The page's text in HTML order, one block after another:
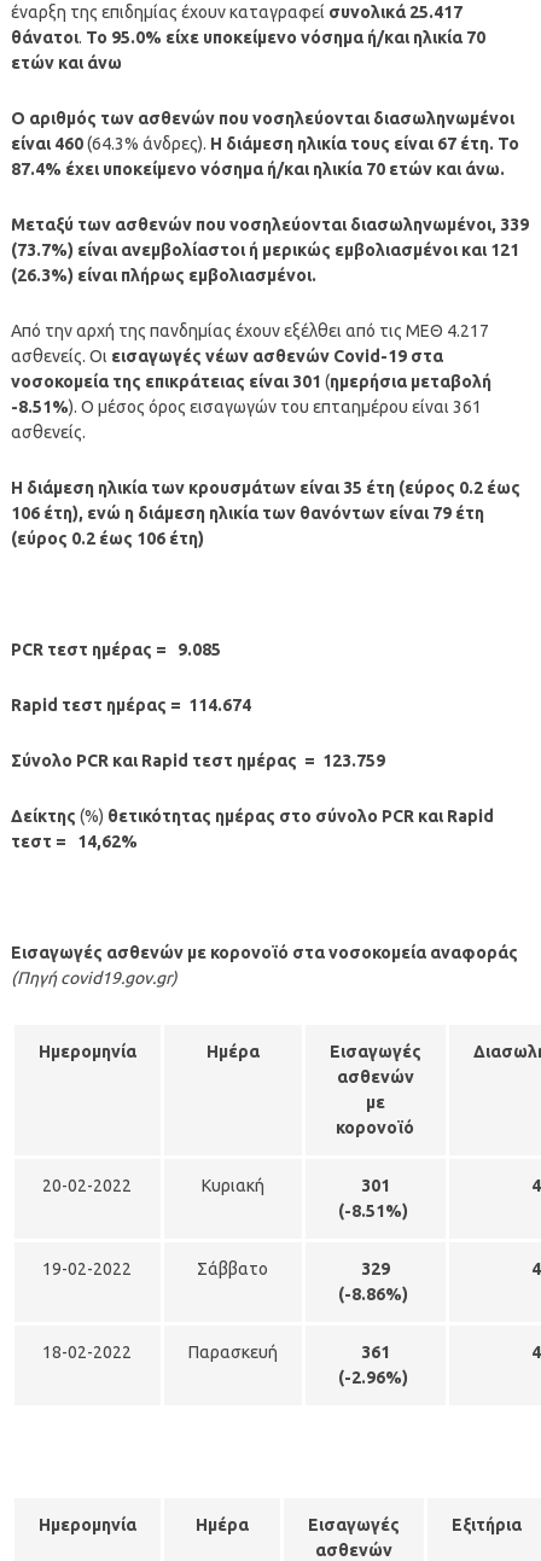
έναρξη της επιδημίας έχουν καταγραφεί συνολικά 25.417
θάνατοι. Το 95.0% είχε υποκείμενο νόσημα ή/και ηλικία 70
ετών και άνω
Ο αριθμός των ασθενών που νοσηλεύονται διασωληνωμένοι
είναι 460(64.3% άνδρες). Η διάμεση ηλικία τους είναι 67 έτη. To
87.4% έχει υποκείμενο νόσημα ή/και ηλικία 70 ετών και άνω.
Μεταξύ των ασθενών που νοσηλεύονται διασωληνωμένοι, 339
(73.7%) είναι ανεμβολίαστοι ή μερικώς εμβολιασμένοι και 121
(26.3%) είναι πλήρως εμβολιασμένοι.
Από την αρχή της πανδημίας έχουν εξέλθει από τις ΜΕΘ 4.217
ασθενείς. Οι εισαγωγές νέων ασθενών Covid-19 στα
νοσοκομεία της επικράτειας είναι 301 (ημερήσια μεταβολή
-8.51%). Ο μέσος όρος εισαγωγών του επταημέρου είναι 361
ασθενείς.
Η διάμεση ηλικία των κρουσμάτων είναι 35 έτη (εύρος 0.2 έως
106 έτη), ενώ η διάμεση ηλικία των θανόντων είναι 79 έτη
(εύρος 0.2 έως 106 έτη)
PCR τεστ ημέρας = 9.085
Rapid τεστ ημέρας = 114.674
Σύνολο PCR και Rapid τεστ ημέρας = 123.759
Δείκτης (%) θετικότητας ημέρας στο σύνολο PCR και Rapid
τεστ = 14,62%
Εισαγωγές ασθενών με κορονοϊό στα νοσοκομεία αναφοράς
(Πηγή covid19.gov.gr)
Ημερομηνία Ημέρα
Εισαγωγές
ασθενών
με
κορονοϊό
20-02-2022 Κυριακή
301
(-8.51%)
19-02-2022 Σάββατο
329
(-8.86%)
18-02-2022 Παρασκευή
361
(-2.96%)
Ημερομηνία Ημέρα
Εισαγωγές
ασθενών
Εξιτήρια